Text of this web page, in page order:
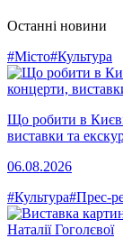
Останні новини
#Місто#Культура
Що робити в Києві
виставки та
06.08.2026
#Культура#Прес-